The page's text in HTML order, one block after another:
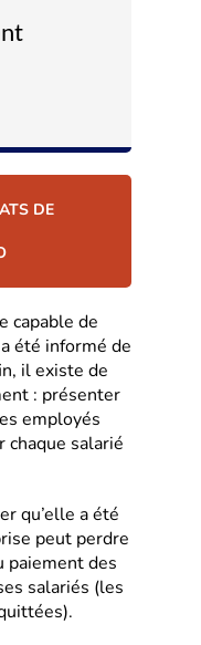
DE
capable de
été informé de
il existe de
: présenter
employés
chaque salarié
qu’elle a été
peut perdre
paiement des
salariés (les